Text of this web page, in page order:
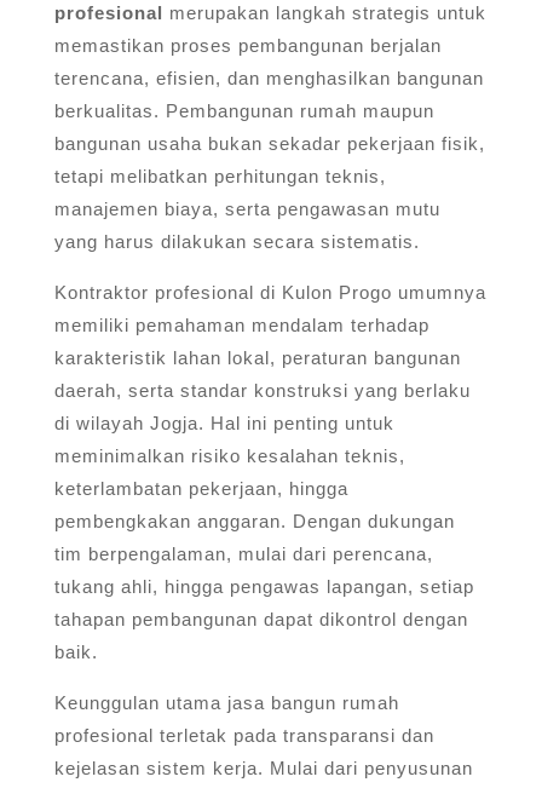
profesional merupakan langkah strategis untuk
memastikan proses pembangunan berjalan
terencana, efisien, dan menghasilkan bangunan
berkualitas. Pembangunan rumah maupun
bangunan usaha bukan sekadar pekerjaan fisik,
tetapi melibatkan perhitungan teknis,
manajemen biaya, serta pengawasan mutu
yang harus dilakukan secara sistematis.
Kontraktor profesional di Kulon Progo umumnya
memiliki pemahaman mendalam terhadap
karakteristik lahan lokal, peraturan bangunan
daerah, serta standar konstruksi yang berlaku
di wilayah Jogja. Hal ini penting untuk
meminimalkan risiko kesalahan teknis,
keterlambatan pekerjaan, hingga
pembengkakan anggaran. Dengan dukungan
tim berpengalaman, mulai dari perencana,
tukang ahli, hingga pengawas lapangan, setiap
tahapan pembangunan dapat dikontrol dengan
baik.
Keunggulan utama jasa bangun rumah
profesional terletak pada transparansi dan
kejelasan sistem kerja. Mulai dari penyusunan